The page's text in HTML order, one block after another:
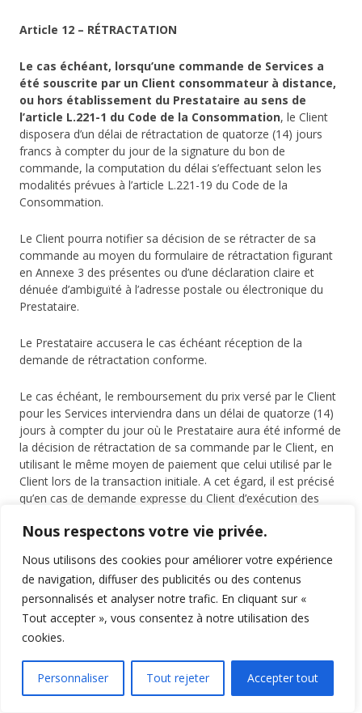
Nous respectons votre vie privée.
Nous utilisons des cookies pour améliorer votre expérience
de navigation, diffuser des publicités ou des contenus
personnalisés et analyser notre trafic. En cliquant sur «
Tout accepter », vous consentez à notre utilisation des
cookies.
Personnaliser Tout rejeter Accepter tout
Article 12 – RÉTRACTATION
Le cas échéant, lorsqu’une commande de Services a
été souscrite par un Client consommateur à distance,
ou hors établissement du Prestataire au sens de
l’article L.221-1 du Code de la Consommation, le Client
disposera d’un délai de rétractation de quatorze (14) jours
francs à compter du jour de la signature du bon de
commande, la computation du délai s’effectuant selon les
modalités prévues à l’article L.221-19 du Code de la
Consommation.
Le Client pourra notifier sa décision de se rétracter de sa
commande au moyen du formulaire de rétractation figurant
en Annexe 3 des présentes ou d’une déclaration claire et
dénuée d’ambiguïté à l’adresse postale ou électronique du
Prestataire.
Le Prestataire accusera le cas échéant réception de la
demande de rétractation conforme.
Le cas échéant, le remboursement du prix versé par le Client
pour les Services interviendra dans un délai de quatorze (14)
jours à compter du jour où le Prestataire aura été informé de
la décision de rétractation de sa commande par le Client, en
utilisant le même moyen de paiement que celui utilisé par le
Client lors de la transaction initiale. A cet égard, il est précisé
qu’en cas de demande expresse du Client d’exécution des
s’acquitter du prix des Services dont il a bénéficié
dispositions de l’article L.221-25 du Code de la
Consommation.
Nonobstant ce qui précède, il est précisé que le droit de
rétractation ne s’appliquera pas pour la fourniture des
Consommation, notamment en cas de fourniture de Services
pleinement exécutés avant la fin du délai de rétractation et